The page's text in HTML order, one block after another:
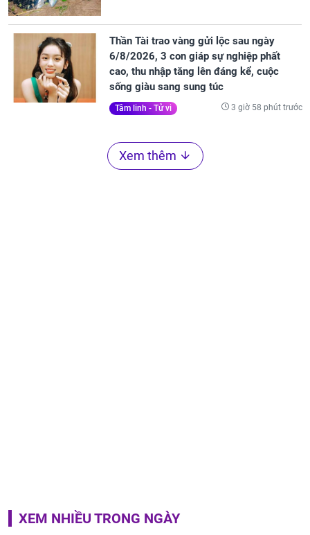
Thần Tài trao vàng gửi lộc sau ngày
6/8/2026, 3 con giáp sự nghiệp phất
cao, thu nhập tăng lên đáng kể, cuộc
sống giàu sang sung túc
Tâm linh - Tử vi 3 giờ 58 phút trước
Xem thêm
XEM NHIỀU TRONG NGÀY